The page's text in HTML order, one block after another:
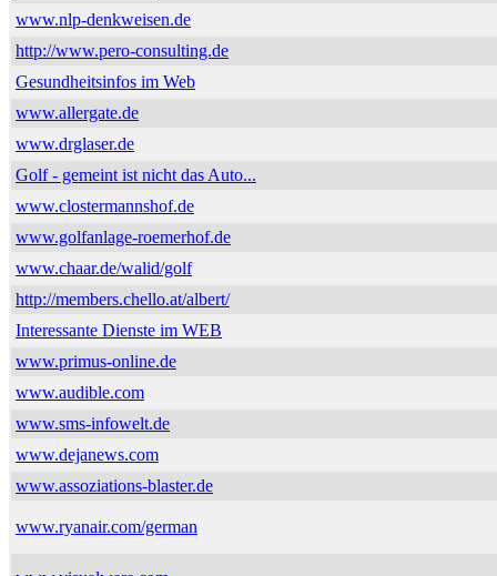
www.nlp-denkweisen.de
http://www.pero-consulting.de
Gesundheitsinfos im Web
www.allergate.de
www.drglaser.de
Golf - gemeint ist nicht das Auto...
www.clostermannshof.de
www.golfanlage-roemerhof.de
www.chaar.de/walid/golf
http://members.chello.at/albert/
Interessante Dienste im WEB
www.primus-online.de
www.audible.com
www.sms-infowelt.de
www.dejanews.com
www.assoziations-blaster.de
www.ryanair.com/german